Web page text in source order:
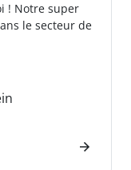
! Notre super
le secteur de